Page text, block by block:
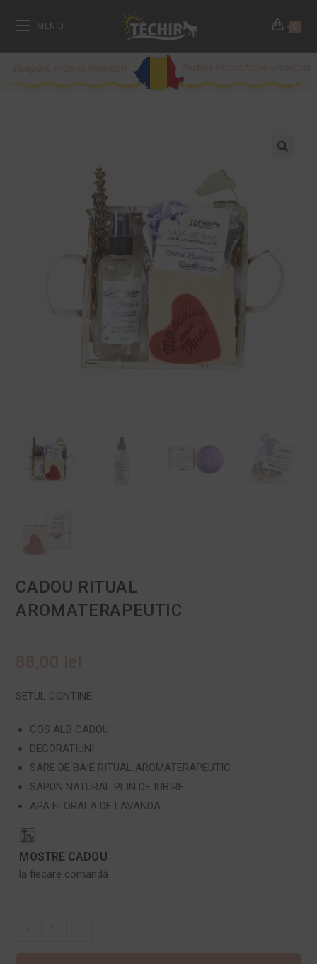
MENIU
CADOU RITUAL
AROMATERAPEUTIC
SETUL CONTINE:
COS ALB CADOU
DECORATIUNI
SARE DE BAIE RITUAL AROMATERAPEUTIC
SAPUN NATURAL PLIN DE IUBIRE
APA FLORALA DE LAVANDA
MOSTRE CADOU
la fiecare comandă
- +